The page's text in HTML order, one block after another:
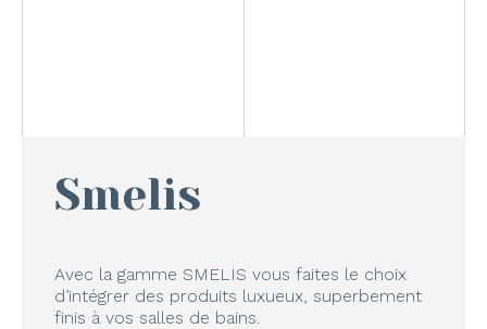
Smelis
Avec la gamme SMELIS vous faites le choix
d’intégrer des produits luxueux, superbement
finis à vos salles de bains.